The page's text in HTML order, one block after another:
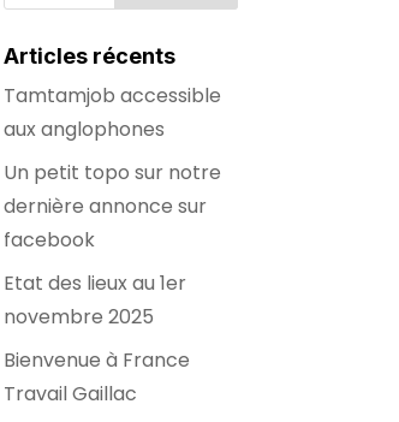
Articles récents
Tamtamjob accessible
aux anglophones
Un petit topo sur notre
dernière annonce sur
facebook
Etat des lieux au 1er
novembre 2025
Bienvenue à France
Travail Gaillac